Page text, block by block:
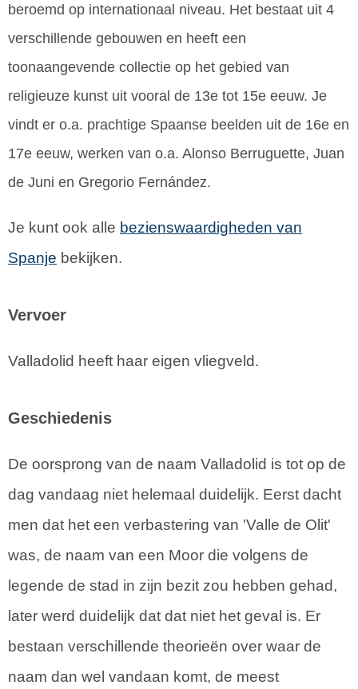
beroemd op internationaal niveau. Het bestaat uit 4
verschillende gebouwen en heeft een
toonaangevende collectie op het gebied van
religieuze kunst uit vooral de 13e tot 15e eeuw. Je
vindt er o.a. prachtige Spaanse beelden uit de 16e en
17e eeuw, werken van o.a. Alonso Berruguette, Juan
de Juni en Gregorio Fernández.
Je kunt ook alle bezienswaardigheden van
Spanje bekijken.
Vervoer
Valladolid heeft haar eigen vliegveld.
Geschiedenis
De oorsprong van de naam Valladolid is tot op de
dag vandaag niet helemaal duidelijk. Eerst dacht
men dat het een verbastering van 'Valle de Olit'
was, de naam van een Moor die volgens de
legende de stad in zijn bezit zou hebben gehad,
later werd duidelijk dat dat niet het geval is. Er
bestaan verschillende theorieën over waar de
naam dan wel vandaan komt, de meest